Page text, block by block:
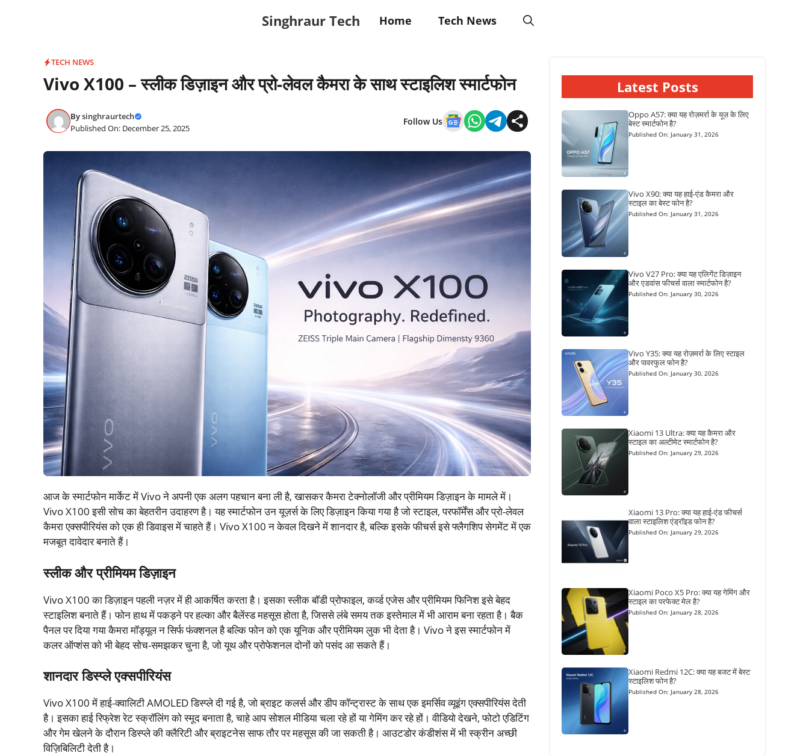
Singhraur Tech Home Tech News
TECH NEWS
Vivo X100 – स्लीक डिज़ाइन और प्रो-लेवल कैमरा के साथ स्टाइलिश स्मार्टफोन
Bysinghraurtech
Published On: December 25, 2025
Follow Us
आज के स्मार्टफोन मार्केट में Vivo ने अपनी एक अलग पहचान बना ली है, खासकर कैमरा टेक्नोलॉजी और प्रीमियम डिज़ाइन के मामले में।
Vivo X100 इसी सोच का बेहतरीन उदाहरण है। यह स्मार्टफोन उन यूज़र्स के लिए डिज़ाइन किया गया है जो स्टाइल, परफॉर्मेंस और प्रो-लेवल
कैमरा एक्सपीरियंस को एक ही डिवाइस में चाहते हैं। Vivo X100 न केवल दिखने में शानदार है, बल्कि इसके फीचर्स इसे फ्लैगशिप सेगमेंट में एक
मजबूत दावेदार बनाते हैं।
स्लीक और प्रीमियम डिज़ाइन
Vivo X100 का डिज़ाइन पहली नज़र में ही आकर्षित करता है। इसका स्लीक बॉडी प्रोफाइल, कर्व्ड एजेस और प्रीमियम फिनिश इसे बेहद
स्टाइलिश बनाते हैं। फोन हाथ में पकड़ने पर हल्का और बैलेंस्ड महसूस होता है, जिससे लंबे समय तक इस्तेमाल में भी आराम बना रहता है। बैक
पैनल पर दिया गया कैमरा मॉड्यूल न सिर्फ फंक्शनल है बल्कि फोन को एक यूनिक और प्रीमियम लुक भी देता है। Vivo ने इस स्मार्टफोन में
कलर ऑप्शंस को भी बेहद सोच-समझकर चुना है, जो यूथ और प्रोफेशनल दोनों को पसंद आ सकते हैं।
शानदार डिस्प्ले एक्सपीरियंस
Vivo X100 में हाई-क्वालिटी AMOLED डिस्प्ले दी गई है, जो ब्राइट कलर्स और डीप कॉन्ट्रास्ट के साथ एक इमर्सिव व्यूइंग एक्सपीरियंस देती
है। इसका हाई रिफ्रेश रेट स्क्रॉलिंग को स्मूद बनाता है, चाहे आप सोशल मीडिया चला रहे हों या गेमिंग कर रहे हों। वीडियो देखने, फोटो एडिटिंग
और गेम खेलने के दौरान डिस्प्ले की क्लैरिटी और ब्राइटनेस साफ तौर पर महसूस की जा सकती है। आउटडोर कंडीशंस में भी स्क्रीन अच्छी
विज़िबिलिटी देती है।
Latest Posts
Oppo A57: क्या यह रोज़मर्रा के यूज़ के लिए
बेस्ट स्मार्टफोन है?
Published On: January 31, 2026
Vivo X90: क्या यह हाई-एंड कैमरा और
स्टाइल का बेस्ट फोन है?
Published On: January 31, 2026
Vivo V27 Pro: क्या यह एलिगेंट डिज़ाइन
और एडवांस फीचर्स वाला स्मार्टफोन है?
Published On: January 30, 2026
Vivo Y35: क्या यह रोज़मर्रा के लिए स्टाइल
और पावरफुल फोन है?
Published On: January 30, 2026
Xiaomi 13 Ultra: क्या यह कैमरा और
स्टाइल का अल्टीमेट स्मार्टफोन है?
Published On: January 29, 2026
Xiaomi 13 Pro: क्या यह हाई-एंड फीचर्स
वाला स्टाइलिश एंड्रॉइड फोन है?
Published On: January 29, 2026
Xiaomi Poco X5 Pro: क्या यह गेमिंग और
स्टाइल का परफेक्ट मेल है?
Published On: January 28, 2026
Xiaomi Redmi 12C: क्या यह बजट में बेस्ट
स्टाइलिश फोन है?
Published On: January 28, 2026